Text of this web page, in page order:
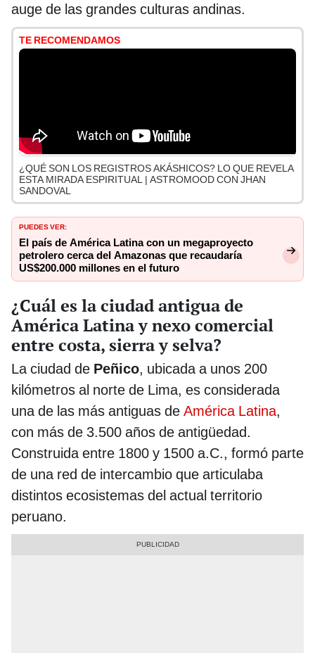
auge de las grandes culturas andinas.
TE RECOMENDAMOS
¿QUÉ SON LOS REGISTROS AKÁSHICOS? LO QUE REVELA
ESTA MIRADA ESPIRITUAL | ASTROMOOD CON JHAN
SANDOVAL
PUEDES VER:
El país de América Latina con un megaproyecto
petrolero cerca del Amazonas que recaudaría
US$200.000 millones en el futuro
¿Cuál es la ciudad antigua de
América Latina y nexo comercial
entre costa, sierra y selva?
La ciudad de Peñico, ubicada a unos 200
kilómetros al norte de Lima, es considerada
una de las más antiguas de América Latina,
con más de 3.500 años de antigüedad.
Construida entre 1800 y 1500 a.C., formó parte
de una red de intercambio que articulaba
distintos ecosistemas del actual territorio
peruano.